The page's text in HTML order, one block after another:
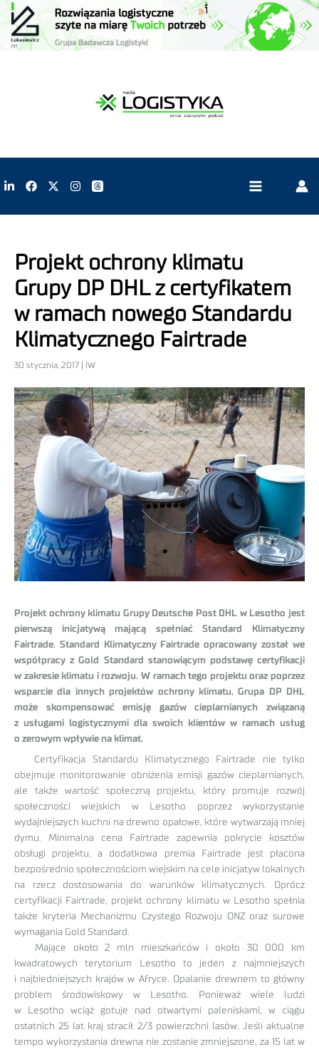
Projekt ochrony klimatu
Grupy DP DHL z certyfikatem
w ramach nowego Standardu
Klimatycznego Fairtrade
30 stycznia, 2017 | IW
Projekt ochrony klimatu Grupy Deutsche Post DHL w Lesotho jest
pierwszą inicjatywą mającą spełniać Standard Klimatyczny
Fairtrade. Standard Klimatyczny Fairtrade opracowany został we
współpracy z Gold Standard stanowiącym podstawę certyfikacji
w zakresie klimatu i rozwoju. W ramach tego projektu oraz poprzez
wsparcie dla innych projektów ochrony klimatu, Grupa DP DHL
może skompensować emisję gazów cieplarnianych związaną
z usługami logistycznymi dla swoich klientów w ramach usług
o zerowym wpływie na klimat.
Certyfikacja Standardu Klimatycznego Fairtrade nie tylko
obejmuje monitorowanie obniżenia emisji gazów cieplarnianych,
ale także wartość społeczną projektu, który promuje rozwój
społeczności wiejskich w Lesotho poprzez wykorzystanie
wydajniejszych kuchni na drewno opałowe, które wytwarzają mniej
dymu. Minimalna cena Fairtrade zapewnia pokrycie kosztów
obsługi projektu, a dodatkowa premia Fairtrade jest płacona
bezpośrednio społecznościom wiejskim na cele inicjatyw lokalnych
na rzecz dostosowania do warunków klimatycznych. Oprócz
certyfikacji Fairtrade, projekt ochrony klimatu w Lesotho spełnia
także kryteria Mechanizmu Czystego Rozwoju ONZ oraz surowe
wymagania Gold Standard.
Mające około 2 mln mieszkańców i około 30 000 km
kwadratowych terytorium Lesotho to jeden z najmniejszych
i najbiedniejszych krajów w Afryce. Opalanie drewnem to główny
problem środowiskowy w Lesotho. Ponieważ wiele ludzi
w Lesotho wciąż gotuje nad otwartymi paleniskami, w ciągu
ostatnich 25 lat kraj stracił 2/3 powierzchni lasów. Jeśli aktualne
tempo wykorzystania drewna nie zostanie zmniejszone, za 15 lat w